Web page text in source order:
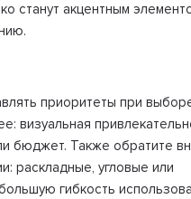
станут акцентным
приоритеты при
визуальная
бюджет. Также обратите
раскладные, угловые или
гибкость